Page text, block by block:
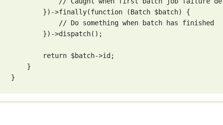
        })->finally(function (Batch $batch) {
            // Do something when batch has finished
        })->dispatch();
        return $batch->id;
    }
}